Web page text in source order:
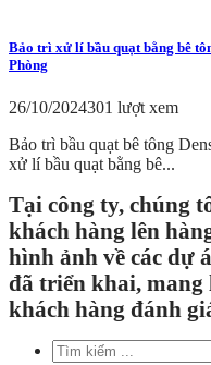
Bảo trì xử lí bầu quạt bằng bê
Phòng
26/10/2024301 lượt xem
Bảo trì bầu quạt bê tông
xử lí bầu quạt bằng bê...
Tại công ty, chúng
khách hàng lên
hình ảnh về các dự
đã triển khai, mang
khách hàng đánh
Search